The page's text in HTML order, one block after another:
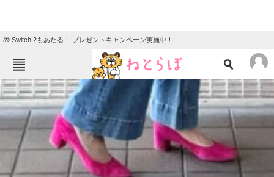
🎁 Switch 2もあたる！ プレゼントキャンペーン実施中！
ねとらぼメニュー
TOP ニュース
エンタメ クイズ
グルメ 地域
住まい 教育・育児